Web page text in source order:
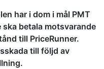
har i dom i mål PMT
betala motsvarande
till PriceRunner.
till följd av